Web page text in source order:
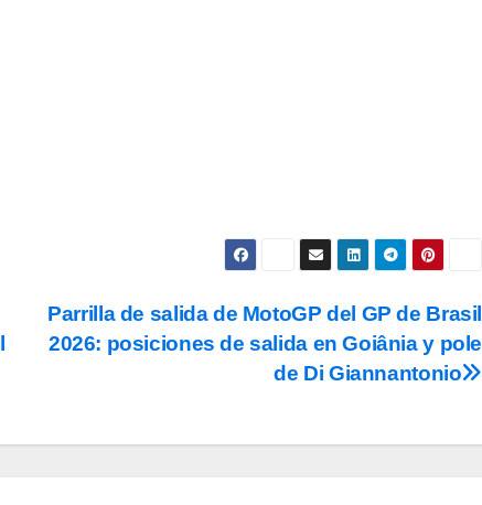
Parrilla de salida de MotoGP del GP de Brasil
2026: posiciones de salida en Goiânia y pole
de Di Giannantonio